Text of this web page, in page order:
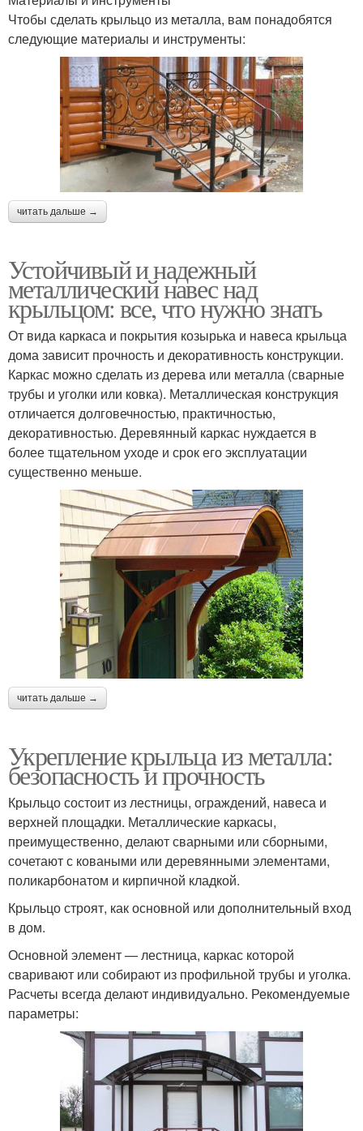
Чтобы сделать крыльцо из металла, вам понадобятся
следующие материалы и инструменты:
читать дальше →
Устойчивый и надежный
металлический навес над
крыльцом: все, что нужно знать
От вида каркаса и покрытия козырька и навеса крыльца
дома зависит прочность и декоративность конструкции.
Каркас можно сделать из дерева или металла (сварные
трубы и уголки или ковка). Металлическая конструкция
отличается долговечностью, практичностью,
декоративностью. Деревянный каркас нуждается в
более тщательном уходе и срок его эксплуатации
существенно меньше.
читать дальше →
Укрепление крыльца из металла:
безопасность и прочность
Крыльцо состоит из лестницы, ограждений, навеса и
верхней площадки. Металлические каркасы,
преимущественно, делают сварными или сборными,
сочетают с коваными или деревянными элементами,
поликарбонатом и кирпичной кладкой.
Крыльцо строят, как основной или дополнительный вход
в дом.
Основной элемент — лестница, каркас которой
сваривают или собирают из профильной трубы и уголка.
Расчеты всегда делают индивидуально. Рекомендуемые
параметры: